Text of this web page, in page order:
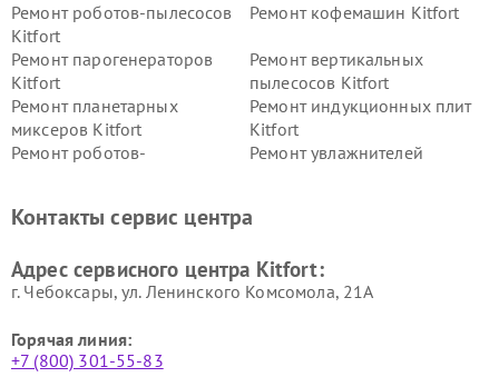
Ремонт роботов-пылесосов
Kitfort
Ремонт кофемашин Kitfort
Ремонт парогенераторов
Kitfort
Ремонт вертикальных
пылесосов Kitfort
Ремонт планетарных
миксеров Kitfort
Ремонт индукционных плит
Kitfort
Ремонт роботов-
Ремонт увлажнителей
Kitfort
Kitfort
Kitfort
Kitfort
Контакты сервис центра
Адрес сервисного центра Kitfort:
г. Чебоксары, ул. Ленинского Комсомола, 21А
Горячая линия:
+7 (800) 301-55-83